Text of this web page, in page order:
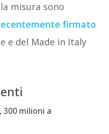
misura sono
firmato
e del Made in Italy
milioni a